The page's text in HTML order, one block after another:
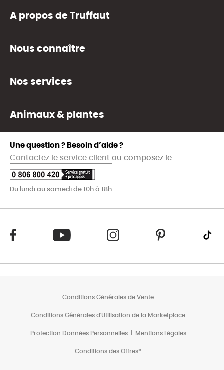
A propos de Truffaut
Nous connaître
Nos services
Animaux & plantes
Une question ? Besoin d’aide ?
Contactez le service client ou composez le
Du lundi au samedi de 10h à 18h.
Conditions Générales de Vente
Conditions Générales d'Utilisation de la Marketplace
Protection Données Personnelles Mentions Légales
Conditions des Offres*